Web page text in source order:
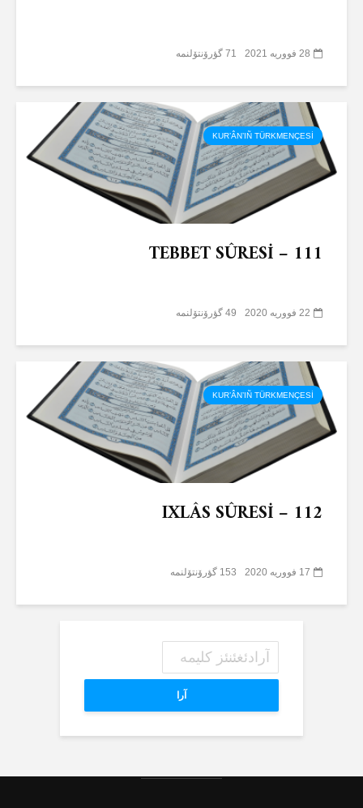
28 فووریه 2021 71 گؤرۆنتۆلنمە
KUR’ÂN’IÑ TÜRKMENÇESİ
TEBBET SÛRESİ – 111
22 فووریه 2020 49 گؤرۆنتۆلنمە
KUR’ÂN’IÑ TÜRKMENÇESİ
IXLÂS SÛRESİ – 112
17 فووریه 2020 153 گؤرۆنتۆلنمە
آرا